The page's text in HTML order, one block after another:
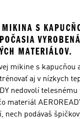
MIKINA S
MATERIÁLOV.
mikine s kapucňou
aj v nízkych
nedovolí
materiál
nech podávaš